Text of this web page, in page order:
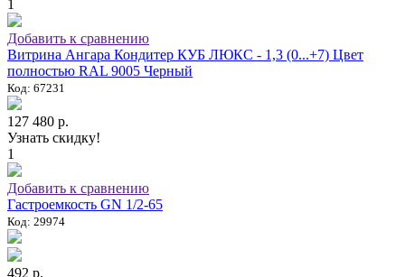
1
Добавить к сравнению
Витрина Ангара Кондитер КУБ ЛЮКС - 1,3 (0...+7) Цвет
полностью RAL 9005 Черный
Код: 67231
127 480 р.
Узнать скидку!
1
Добавить к сравнению
Гастроемкость GN 1/2-65
Код: 29974
492 р.